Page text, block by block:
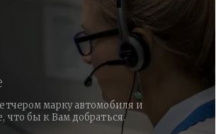
марку автомобиля и
что бы к Вам добраться.